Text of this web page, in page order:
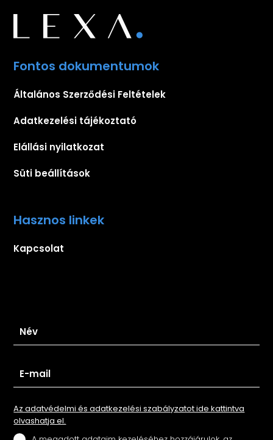
Fontos dokumentumok
Általános Szerződési Feltételek
Adatkezelési tájékoztató
Elállási nyilatkozat
Süti beállítások
Hasznos linkek
Kapcsolat
Az adatvédelmi és adatkezelési szabályzatot ide kattintva
olvashatja el.